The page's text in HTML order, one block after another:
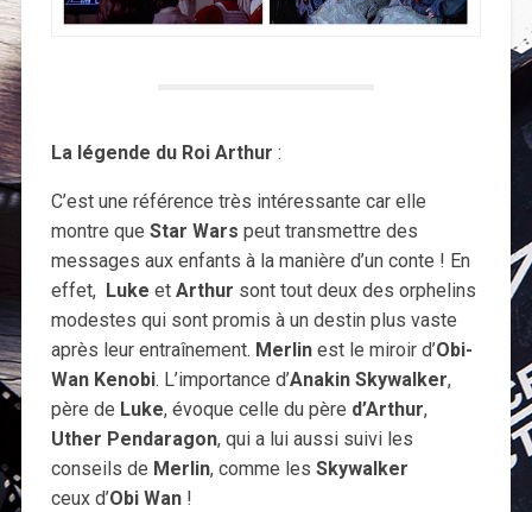
La légende du Roi Arthur :
C’est une référence très intéressante car elle
montre que Star Wars peut transmettre des
messages aux enfants à la manière d’un conte ! En
effet, Luke et Arthur sont tout deux des orphelins
modestes qui sont promis à un destin plus vaste
après leur entraînement. Merlinest le miroir d’Obi-
Wan Kenobi. L’importance d’Anakin Skywalker,
père de Luke, évoque celle du père d’Arthur,
Uther Pendaragon, qui a lui aussi suivi les
conseils de Merlin, comme les Skywalker
ceux d’Obi Wan!